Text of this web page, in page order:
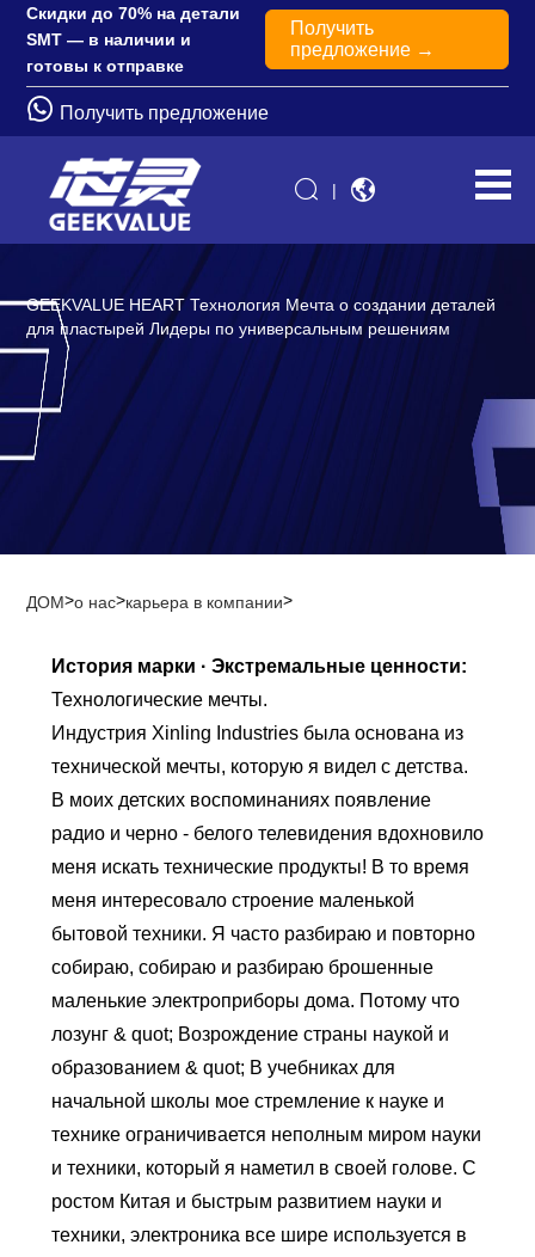
Скидки до 70% на детали
SMT — в наличии и
готовы к отправке
Получить
предложение →
Получить предложение
|
GEEKVALUE HEART Технология Мечта о создании деталей
для пластырей Лидеры по универсальным решениям
ДОМ>о нас>карьера в компании>
История марки · Экстремальные ценности:
Технологические мечты.
Индустрия Xinling Industries была основана из
технической мечты, которую я видел с детства.
В моих детских воспоминаниях появление
радио и черно - белого телевидения вдохновило
меня искать технические продукты! В то время
меня интересовало строение маленькой
бытовой техники. Я часто разбираю и повторно
собираю, собираю и разбираю брошенные
маленькие электроприборы дома. Потому что
лозунг & quot; Возрождение страны наукой и
образованием & quot; В учебниках для
начальной школы мое стремление к науке и
технике ограничивается неполным миром науки
и техники, который я наметил в своей голове. С
ростом Китая и быстрым развитием науки и
техники, электроника все шире используется в